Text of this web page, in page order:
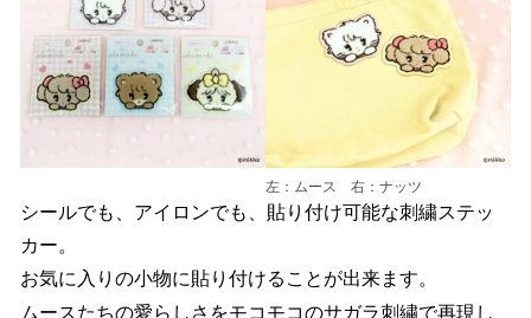
左：ムース 右：ナッツ
シールでも、アイロンでも、貼り付け可能な刺繍ステッ
カー。
お気に入りの小物に貼り付けることが出来ます。
ムースたちの愛らしさをモコモコのサガラ刺繍で再現し